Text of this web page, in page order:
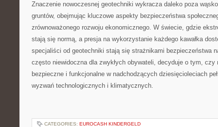
Znaczenie nowoczesnej geotechniki wykracza daleko poza
gruntów, obejmując kluczowe aspekty bezpieczeństwa
zrównoważonego rozwoju ekonomicznego. W świecie, gdzie
stają się normą, a presja na wykorzystanie każdego kawałka
specjaliści od geotechniki stają się strażnikami bezpieczeństwa
często niewidoczna dla zwykłych obywateli, decyduje o tym, czy
bezpieczne i funkcjonalne w nadchodzących dziesięcioleciach
wyzwań technologicznych i klimatycznych.
CATEGORIES: EUROCASH KINDERGELD